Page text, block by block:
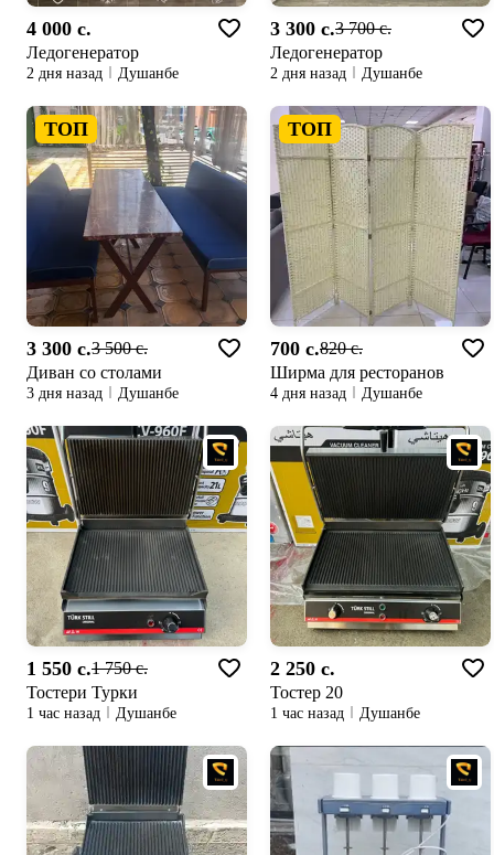
4 000 c.
Ледогенератор
2 дня назад Душанбе
3 300 c.3 700 c.
Ледогенератор
2 дня назад Душанбе
ТОП
3 300 c.3 500 c.
Диван со столами
3 дня назад Душанбе
ТОП
700 c.820 c.
Ширма для ресторанов
4 дня назад Душанбе
1 550 c.1 750 c.
Тостери Турки
1 час назад Душанбе
2 250 c.
Тостер 20
1 час назад Душанбе